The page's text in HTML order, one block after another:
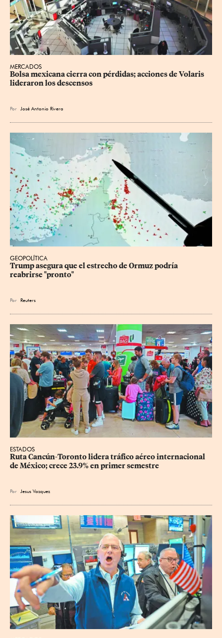
MERCADOS
Bolsa mexicana cierra con pérdidas; acciones de Volaris
lideraron los descensos
Por José Antonio Rivera
GEOPOLÍTICA
Trump asegura que el estrecho de Ormuz podría
reabrirse "pronto"
Por Reuters
ESTADOS
Ruta Cancún-Toronto lidera tráfico aéreo internacional
de México; crece 23.9% en primer semestre
Por Jesus Vazquez